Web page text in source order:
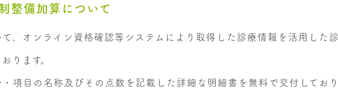
整備加算について
、オンライン資格確認等システムにより取得した診療情報を活用した
ります。
項目の名称及びその点数を記載した詳細な明細書を無料で交付しており